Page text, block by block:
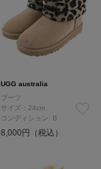
UGG australia
ブーツ
サイズ：24cm
コンディション: B
8,000円（税込）